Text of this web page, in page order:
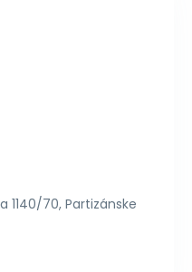
1140/70, Partizánske